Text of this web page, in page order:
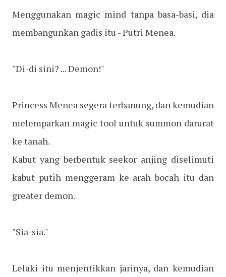
Menggunakan magic mind tanpa basa-basi, dia
membangunkan gadis itu - Putri Menea.
"Di-di sini? ... Demon!"
Princess Menea segera terbanung, dan kemudian
melemparkan magic tool untuk summon darurat
ke tanah.
Kabut yang berbentuk seekor anjing diselimuti
kabut putih menggeram ke arah bocah itu dan
greater demon.
"Sia-sia."
Lelaki itu menjentikkan jarinya, dan kemudian